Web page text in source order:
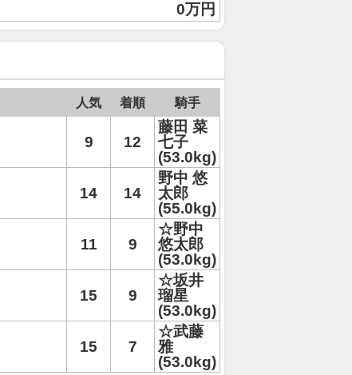
0万円
人気 着順 騎手
9 12
藤田 菜
七子
(53.0kg)
14 14
野中 悠
太郎
(55.0kg)
11 9
☆野中
悠太郎
(53.0kg)
15 9
☆坂井
瑠星
(53.0kg)
15 7
☆武藤
雅
(53.0kg)